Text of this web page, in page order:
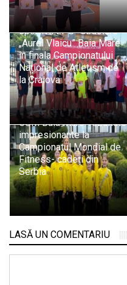
Medalii de bronz și
rezultate bune pentru
sportivii LPS- structura
„Aurel Vlaicu” Baia Mare
în finala Campionatului
Național de Atletism de
la Craiova
CSM Baia Mare: rezultate
impresionante la
Campionatul Mondial de
Fitness- cadeți din
Serbia
LASĂ UN COMENTARIU